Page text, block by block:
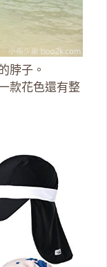
脖子。
款花色還有整